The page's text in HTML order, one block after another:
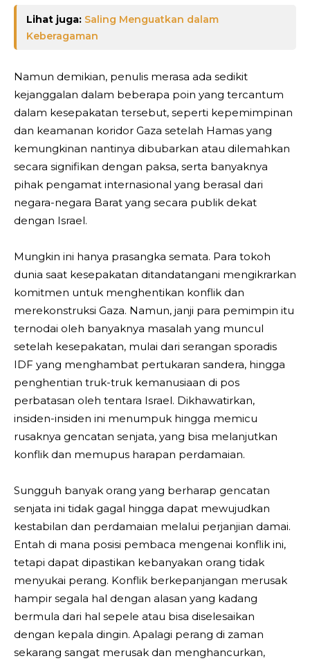
Lihat juga: Saling Menguatkan dalam
Keberagaman
Namun demikian, penulis merasa ada sedikit
kejanggalan dalam beberapa poin yang tercantum
dalam kesepakatan tersebut, seperti kepemimpinan
dan keamanan koridor Gaza setelah Hamas yang
kemungkinan nantinya dibubarkan atau dilemahkan
secara signifikan dengan paksa, serta banyaknya
pihak pengamat internasional yang berasal dari
negara-negara Barat yang secara publik dekat
dengan Israel.
Mungkin ini hanya prasangka semata. Para tokoh
dunia saat kesepakatan ditandatangani mengikrarkan
komitmen untuk menghentikan konflik dan
merekonstruksi Gaza. Namun, janji para pemimpin itu
ternodai oleh banyaknya masalah yang muncul
setelah kesepakatan, mulai dari serangan sporadis
IDF yang menghambat pertukaran sandera, hingga
penghentian truk-truk kemanusiaan di pos
perbatasan oleh tentara Israel. Dikhawatirkan,
insiden-insiden ini menumpuk hingga memicu
rusaknya gencatan senjata, yang bisa melanjutkan
konflik dan memupus harapan perdamaian.
Sungguh banyak orang yang berharap gencatan
senjata ini tidak gagal hingga dapat mewujudkan
kestabilan dan perdamaian melalui perjanjian damai.
Entah di mana posisi pembaca mengenai konflik ini,
tetapi dapat dipastikan kebanyakan orang tidak
menyukai perang. Konflik berkepanjangan merusak
hampir segala hal dengan alasan yang kadang
bermula dari hal sepele atau bisa diselesaikan
dengan kepala dingin. Apalagi perang di zaman
sekarang sangat merusak dan menghancurkan,